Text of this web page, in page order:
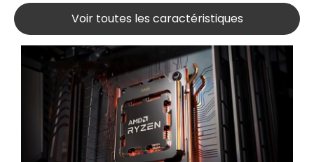
Voir toutes les caractéristiques